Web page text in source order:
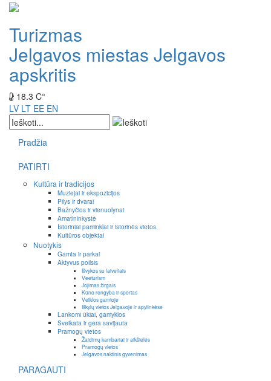
Turizmas
Jelgavos miestas Jelgavos
apskritis
18.3 C°
LV LT EE EN
Pradžia
PATIRTI
Kultūra ir tradicijos
Muziejai ir ekspozicijos
Pilys ir dvarai
Bažnyčios ir vienuolynai
Amatininkystė
Istoriniai paminklai ir istorinės vietos
Kultūros objektai
Nuotykis
Gamta ir parkai
Aktyvus poilsis
Išvykos su laiveliais
Veeturism
Jojimas žirgais
Kūno rengyba ir sportas
Veiklos gamtoje
Iškylų vietos Jelgavoje ir apylinkėse
Lankomi ūkiai, gamyklos
Sveikata ir gera savijauta
Pramogų vietos
Žaidimų kambariai ir aikštelės
Pramogų vietos
Jelgavos naktinis gyvenimas
PARAGAUTI